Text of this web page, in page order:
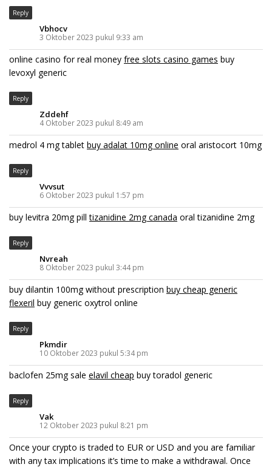
Reply
Vbhocv
3 Oktober 2023 pukul 9:33 am
online casino for real money free slots casino games buy
levoxyl generic
Reply
Zddehf
4 Oktober 2023 pukul 8:49 am
medrol 4 mg tablet buy adalat 10mg online oral aristocort 10mg
Reply
Vvvsut
6 Oktober 2023 pukul 1:57 pm
buy levitra 20mg pilltizanidine 2mg canada oral tizanidine 2mg
Reply
Nvreah
8 Oktober 2023 pukul 3:44 pm
buy dilantin 100mg without prescription buy cheap generic
flexeril buy generic oxytrol online
Reply
Pkmdir
10 Oktober 2023 pukul 5:34 pm
baclofen 25mg sale elavil cheap buy toradol generic
Reply
Vak
12 Oktober 2023 pukul 8:21 pm
Once your crypto is traded to EUR or USD and you are familiar
with any tax implications it’s time to make a withdrawal. Once